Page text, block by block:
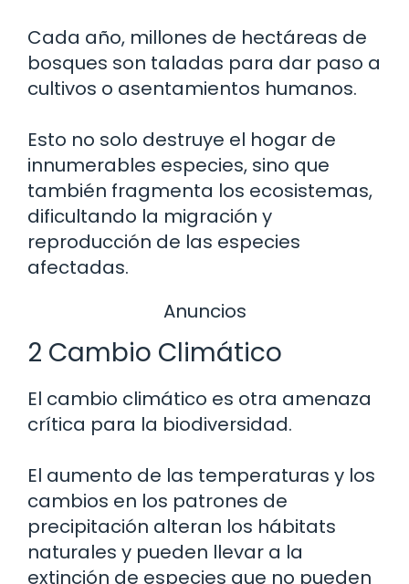
Cada año, millones de hectáreas de
bosques son taladas para dar paso a
cultivos o asentamientos humanos.
Esto no solo destruye el hogar de
innumerables especies, sino que
también fragmenta los ecosistemas,
dificultando la migración y
reproducción de las especies
afectadas.
Anuncios
2 Cambio Climático
El cambio climático es otra amenaza
crítica para la biodiversidad.
El aumento de las temperaturas y los
cambios en los patrones de
precipitación alteran los hábitats
naturales y pueden llevar a la
extinción de especies que no pueden